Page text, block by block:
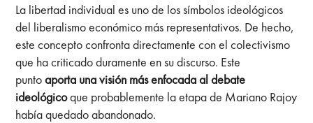
La libertad individual es uno de los símbolos ideológicos
del liberalismo económico más representativos. De hecho,
este concepto confronta directamente con el colectivismo
que ha criticado duramente en su discurso. Este
puntoaporta una visión más enfocada al debate
ideológicoque probablemente la etapa de Mariano Rajoy
había quedado abandonado.